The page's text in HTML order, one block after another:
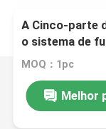
A Cinco-parte
o sistema de
martelo
MOQ：1pc
Melhor